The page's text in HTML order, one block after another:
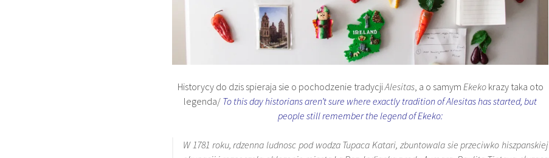
Historycy do dzis spieraja sie o pochodzenie tradycjiAlesitas, a o samym Ekekokrazy taka oto
legenda/ To this day historians aren’t sure where exactly tradition of Alesitas has started, but
people still remember the legend of Ekeko:
W 1781 roku, rdzenna ludnosc pod wodza Tupaca Katari, zbuntowala sie przeciwko hiszpanskiej